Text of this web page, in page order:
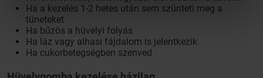
Ha a kezelés 1-2 hetes után sem szünteti meg a
tüneteket
Ha bűzös a hüvelyi folyás
Ha láz vagy alhasi fájdalom is jelentkezik
Ha cukorbetegségben szenved